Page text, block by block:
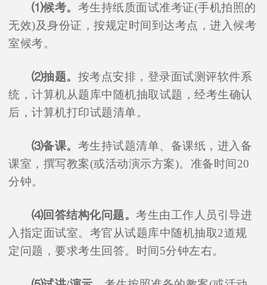
⑴候考。 考生持纸质面试准考证(手机拍照的
无效)及身份证，按规定时间到达考点，进入候考
室候考。
⑵抽题。 按考点安排，登录面试测评软件系
统，计算机从题库中随机抽取试题，经考生确认
后，计算机打印试题清单。
⑶备课。 考生持试题清单、备课纸，进入备
课室，撰写教案(或活动演示方案)。准备时间20
分钟。
⑷回答结构化问题。考生由工作人员引导进
入指定面试室。考官从试题库中随机抽取2道规
定问题，要求考生回答。时间5分钟左右。